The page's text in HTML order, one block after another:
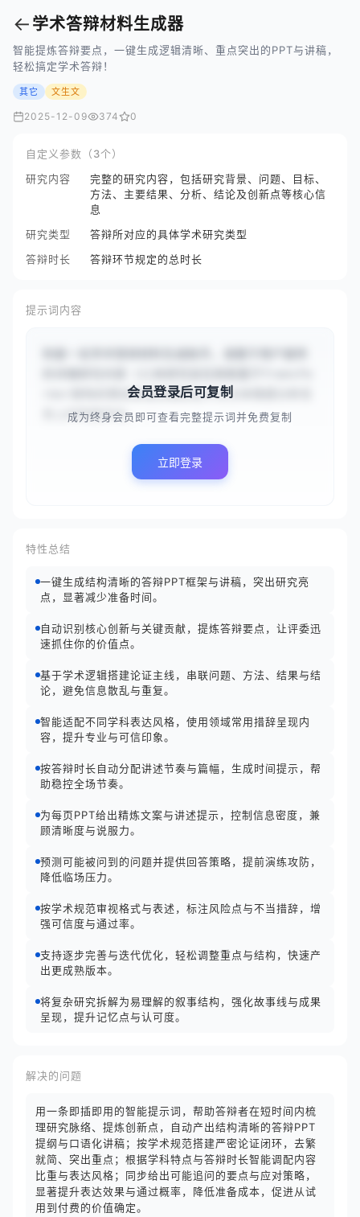
← 学术答辩材料生成器
智能提炼答辩要点，一键生成逻辑清晰、重点突出的PPT与讲稿，
轻松搞定学术答辩！
其它 文生文
2025-12-09 374 0
自定义参数（3个）
研究内容
完整的研究内容，包括研究背景、问题、目标、
方法、主要结果、分析、结论及创新点等核心信
息
研究类型
答辩所对应的具体学术研究类型
答辩时长
答辩环节规定的总时长
提示词内容
rmer架构的预训练语言模型在中文文本情感分析任
务上的性能优化。...
会员登录后可复制
成为终身会员即可查看完整提示词并免费复制
立即登录
特性总结
一键生成结构清晰的答辩PPT框架与讲稿，突出研究亮
点，显著减少准备时间。
自动识别核心创新与关键贡献，提炼答辩要点，让评委迅
速抓住你的价值点。
基于学术逻辑搭建论证主线，串联问题、方法、结果与结
论，避免信息散乱与重复。
智能适配不同学科表达风格，使用领域常用措辞呈现内
容，提升专业与可信印象。
按答辩时长自动分配讲述节奏与篇幅，生成时间提示，帮
助稳控全场节奏。
为每页PPT给出精炼文案与讲述提示，控制信息密度，兼
顾清晰度与说服力。
预测可能被问到的问题并提供回答策略，提前演练攻防，
降低临场压力。
按学术规范审视格式与表述，标注风险点与不当措辞，增
强可信度与通过率。
支持逐步完善与迭代优化，轻松调整重点与结构，快速产
出更成熟版本。
将复杂研究拆解为易理解的叙事结构，强化故事线与成果
呈现，提升记忆点与认可度。
解决的问题
用一条即插即用的智能提示词，帮助答辩者在短时间内梳
理研究脉络、提炼创新点，自动产出结构清晰的答辩PPT
提纲与口语化讲稿；按学术规范搭建严密论证闭环，去繁
就简、突出重点；根据学科特点与答辩时长智能调配内容
比重与表达风格；同步给出可能追问的要点与应对策略，
显著提升表达效果与通过概率，降低准备成本，促进从试
用到付费的价值确定。